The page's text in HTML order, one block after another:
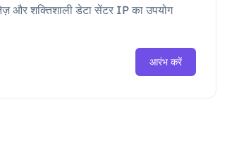
और शक्तिशाली डेटा सेंटर IP का उपयोग
आरंभ करें